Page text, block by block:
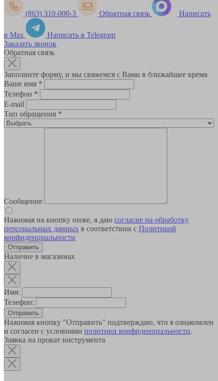
(863) 310-000-3 Обратная связь Написать
в Max
Написать в Telegram
Заказать звонок
Обратная связь
Заполните форму, и мы свяжемся с Вами в ближайшее время
Ваше имя *
Телефон *
E-mail
Тип обращения *
Сообщение
Нажимая на кнопку ниже, я даю согласие на обработку
персональных данных в соответствии с Политикой
конфиденциальности
Наличие в магазинах
Имя:
Телефон:
Отправить
Нажимая кнопку "Отправить" подтверждаю, что я ознакомлен
и согласен с условиями политики конфиденциальности.
Заявка на прокат инструмента